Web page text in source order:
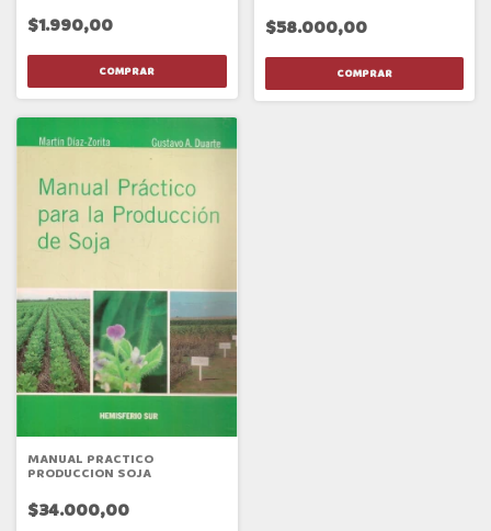
$1.990,00 $58.000,00
MANUAL PRACTICO
PRODUCCION SOJA
$34.000,00